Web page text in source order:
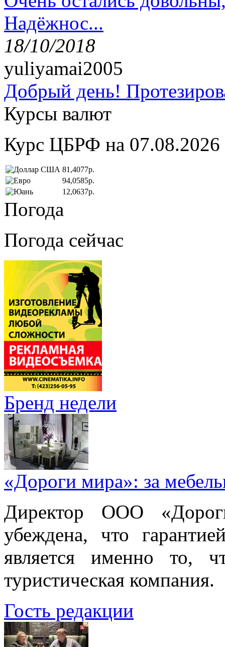
Надёжнос...
18/10/2018
yuliyamai2005
Добрый день!
Курсы валют
Курс ЦБРФ на 07.08.2026
81,4077р.
94,0585р.
12,0637р.
Погода
Погода сейчас
Бренд недели
«Дороги мира»: за
Директор ООО
убеждена, что
является именно то,
туристическая компания.
Гость редакции